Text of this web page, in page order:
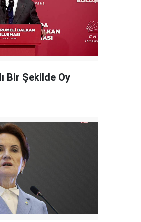
Bir Şekilde Oy